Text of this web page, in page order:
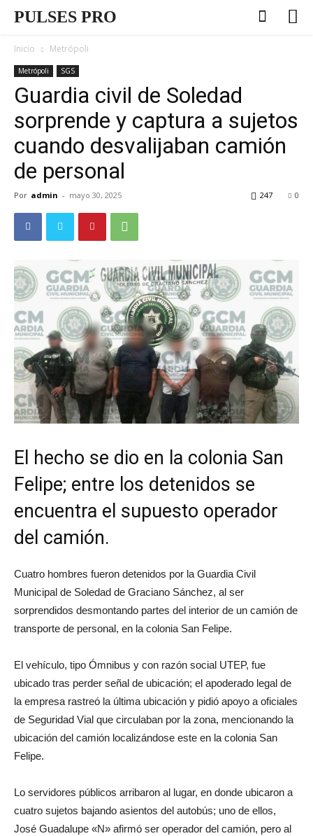
PULSES PRO
Inicio Metrópoli
Metrópoli SGS
Guardia civil de Soledad
sorprende y captura a sujetos
cuando desvalijaban camión
de personal
Por admin - mayo 30, 2025 0
247
El hecho se dio en la colonia San
Felipe; entre los detenidos se
encuentra el supuesto operador
del camión.
Cuatro hombres fueron detenidos por la Guardia Civil
Municipal de Soledad de Graciano Sánchez, al ser
sorprendidos desmontando partes del interior de un camión de
transporte de personal, en la colonia San Felipe.
El vehículo, tipo Ómnibus y con razón social UTEP, fue
ubicado tras perder señal de ubicación; el apoderado legal de
la empresa rastreó la última ubicación y pidió apoyo a oficiales
de Seguridad Vial que circulaban por la zona, mencionando la
ubicación del camión localizándose este en la colonia San
Felipe.
Lo servidores públicos arribaron al lugar, en donde ubicaron a
cuatro sujetos bajando asientos del autobús; uno de ellos,
José Guadalupe «N» afirmó ser operador del camión, pero al